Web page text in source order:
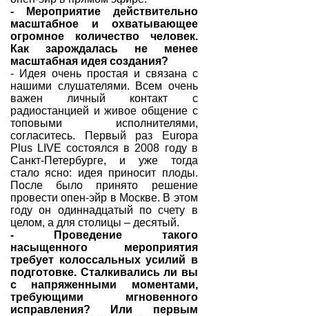
- Мероприятие действительно
масштабное и охватывающее
огромное количество человек.
Как зарождалась не менее
масштабная идея создания?
- Идея очень простая и связана с
нашими слушателями. Всем очень
важен личный контакт с
радиостанцией и живое общение с
топовыми исполнителями,
согласитесь. Первый раз Europa
Plus LIVE состоялся в 2008 году в
Санкт-Петербурге, и уже тогда
стало ясно: идея приносит плоды.
После было принято решение
провести опен-эйр в Москве. В этом
году он одиннадцатый по счету в
целом, а для столицы – десятый.
- Проведение такого
насыщенного мероприятия
требует колоссальных усилий в
подготовке. Сталкивались ли вы
с напряженными моментами,
требующими мгновенного
исправления? Или первым